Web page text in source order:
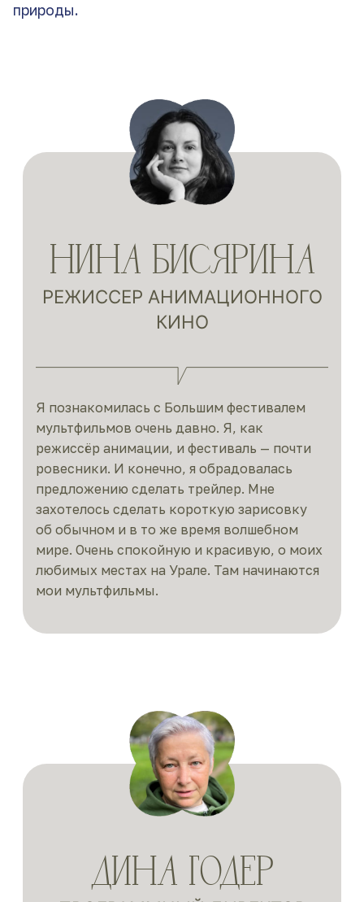
природы.
НИНА БИСЯРИНА
РЕЖИССЕР АНИМАЦИОННОГО
КИНО
Я познакомилась с Большим фестивалем
мультфильмов очень давно. Я, как
режиссёр анимации, и фестиваль — почти
ровесники. И конечно, я обрадовалась
предложению сделать трейлер. Мне
захотелось сделать короткую зарисовку
об обычном и в то же время волшебном
мире. Очень спокойную и красивую, о моих
любимых местах на Урале. Там начинаются
мои мультфильмы.
ДИНА ГОДЕР